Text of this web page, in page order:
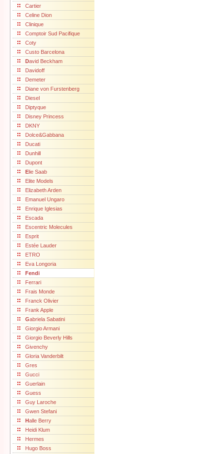
Cartier
Celine Dion
Clinique
Comptoir Sud Pacifique
Coty
Custo Barcelona
David Beckham
Davidoff
Demeter
Diane von Furstenberg
Diesel
Diptyque
Disney Princess
DKNY
Dolce&Gabbana
Ducati
Dunhill
Dupont
Elie Saab
Elite Models
Elizabeth Arden
Emanuel Ungaro
Enrique Iglesias
Escada
Escentric Molecules
Esprit
Estée Lauder
ETRO
Eva Longoria
Fendi
Ferrari
Frais Monde
Franck Olivier
Frank Apple
Gabriela Sabatini
Giorgio Armani
Giorgio Beverly Hills
Givenchy
Gloria Vanderbilt
Gres
Gucci
Guerlain
Guess
Guy Laroche
Gwen Stefani
Halle Berry
Heidi Klum
Hermes
Hugo Boss